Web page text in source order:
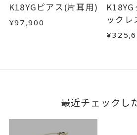
K18YGピアス(片耳用)
¥97,900
ックレ
最近チェックし